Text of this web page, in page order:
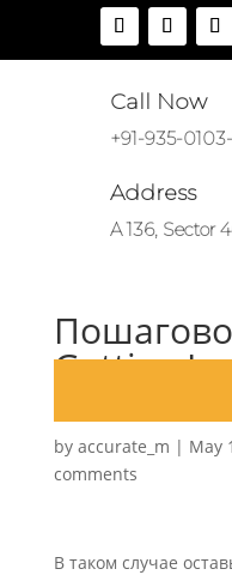
Call Now
+91-935-
Address
A 136, Sector
Getting
Out Gtd
by accurate_m | May
comments
В таком случае